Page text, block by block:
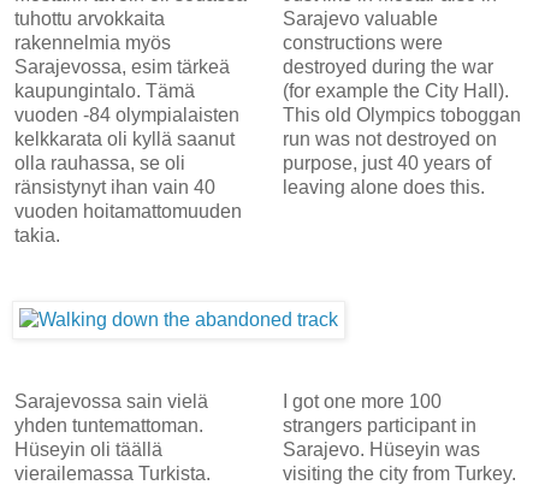
tuhottu arvokkaita
rakennelmia myös
Sarajevossa, esim tärkeä
kaupungintalo. Tämä
vuoden -84 olympialaisten
kelkkarata oli kyllä saanut
olla rauhassa, se oli
ränsistynyt ihan vain 40
vuoden hoitamattomuuden
takia.
Sarajevo valuable
constructions were
destroyed during the war
(for example the City Hall).
This old Olympics toboggan
run was not destroyed on
purpose, just 40 years of
leaving alone does this.
Sarajevossa sain vielä
yhden tuntemattoman.
Hüseyin oli täällä
vierailemassa Turkista.
I got one more 100
strangers participant in
Sarajevo. Hüseyin was
visiting the city from Turkey.